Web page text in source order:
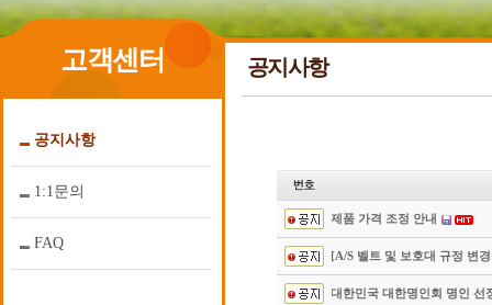
고객센터
공지사항
1:1문의
FAQ
공지사항
제품 가격 조정 안내
[A/S 벨트 및 보호대 규정 변
대한민국 대한명인회 명인 선